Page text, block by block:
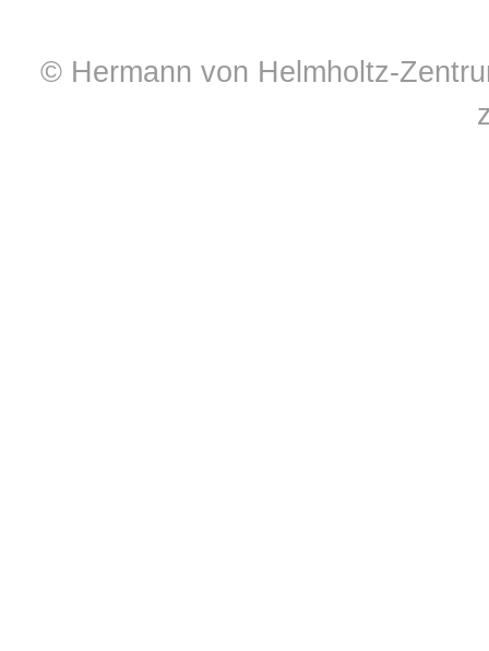
© Hermann von Helmholtz-